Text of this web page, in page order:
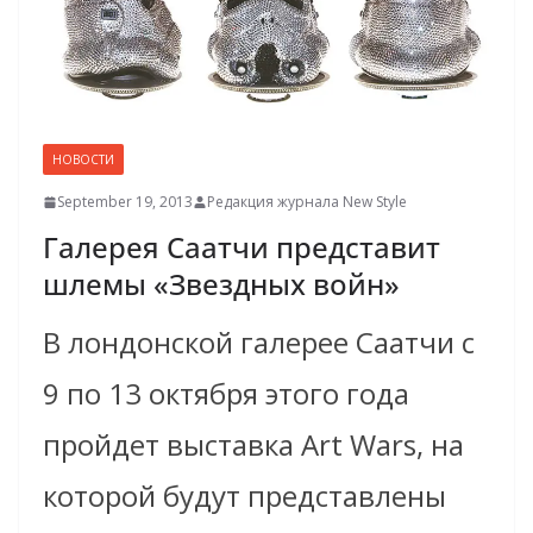
НОВОСТИ
September 19, 2013 Редакция журнала New Style
Галерея Саатчи представит
шлемы «Звездных войн»
В лондонской галерее Саатчи с
9 по 13 октября этого года
пройдет выставка Art Wars, на
которой будут представлены